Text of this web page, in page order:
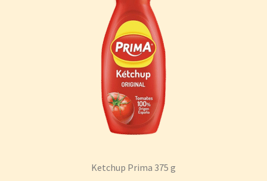
Ketchup Prima 375 g